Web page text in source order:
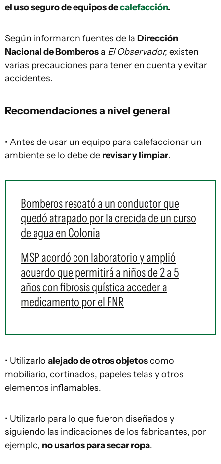
el uso seguro de equipos decalefacción.
Según informaron fuentes de la Dirección
Nacional de Bomberosa El Observador, existen
varias precauciones para tener en cuenta y evitar
accidentes.
Recomendaciones a nivel general
• Antes de usar un equipo para calefaccionar un
ambiente se lo debe de revisar y limpiar.
Bomberos rescató a un conductor que
quedó atrapado por la crecida de un curso
de agua en Colonia
MSP acordó con laboratorio y amplió
acuerdo que permitirá a niños de 2 a 5
años con fibrosis quística acceder a
medicamento por el FNR
• Utilizarlo alejado de otros objetoscomo
mobiliario, cortinados, papeles telas y otros
elementos inflamables.
• Utilizarlo para lo que fueron diseñados y
siguiendo las indicaciones de los fabricantes, por
ejemplo, no usarlos para secar ropa.